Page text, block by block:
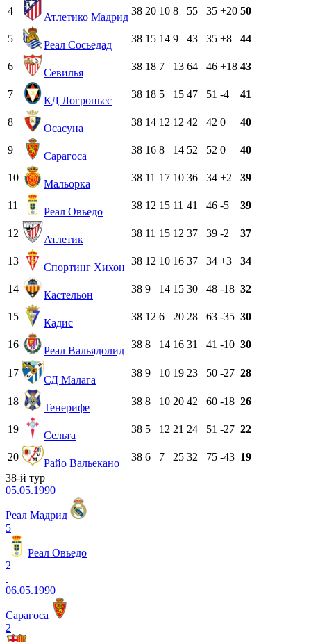
4
Атлетико Мадрид
38 20 10 8 55 35 +20 50
5
Реал Сосьедад
38 15 14 9 43 35 +8 44
6
Севилья
38 18 7 13 64 46 +18 43
7
КД Логроньес
38 18 5 15 47 51 -4 41
8
Осасуна
38 14 12 12 42 42 0 40
9
Сарагоса
38 16 8 14 52 52 0 40
10
Мальорка
38 11 17 10 36 34 +2 39
11
Реал Овьедо
38 12 15 11 41 46 -5 39
12
Атлетик
38 11 15 12 37 39 -2 37
13
Спортинг Хихон
38 12 10 16 37 34 +3 34
14
Кастельон
38 9 14 15 30 48 -18 32
15
Кадис
38 12 6 20 28 63 -35 30
16
Реал Вальядолид
38 8 14 16 31 41 -10 30
17
СД Малага
38 9 10 19 23 50 -27 28
18
Тенерифе
38 8 10 20 42 60 -18 26
19
Сельта
38 5 12 21 24 51 -27 22
20
Райо Вальекано
38 6 7 25 32 75 -43 19
38-й тур
05.05.1990
Реал Мадрид
5
Реал Овьедо
2
06.05.1990
Сарагоса
2